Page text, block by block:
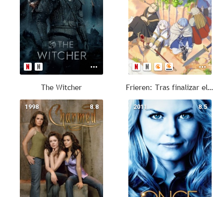
The Witcher Frieren: Tras finalizar el viaje
8.8
1998 8.5
2011